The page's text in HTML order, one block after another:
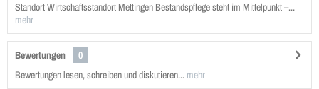
Standort Wirtschaftsstandort Mettingen Bestandspflege steht im Mittelpunkt –...
mehr
Bewertungen
0
Bewertungen lesen, schreiben und diskutieren... mehr